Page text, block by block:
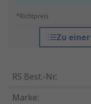
*Richtpreis
Zu
RS Best.-Nr.:
Marke: